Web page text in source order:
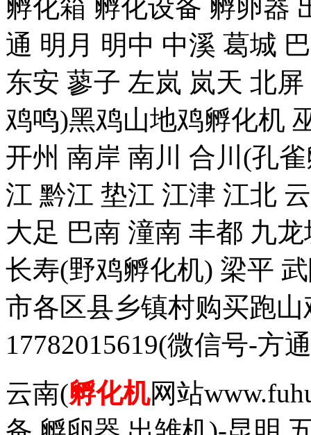
孵化箱 孵化设备 孵卵器
通 明月 明中 中溪 葛城
东安 蓼子 左岚 岚天 北
鸡鸣)黑鸡山地鸡孵化机
开州 南岸 南川 合川(孔
江 黔江 垫江 江津 江北
大足 巴南 潼南 丰都 九
长寿(野鸡孵化机) 梁平
市各区县乡镇村购买跑
17782015619(微信号-方
云南(孵化机网站